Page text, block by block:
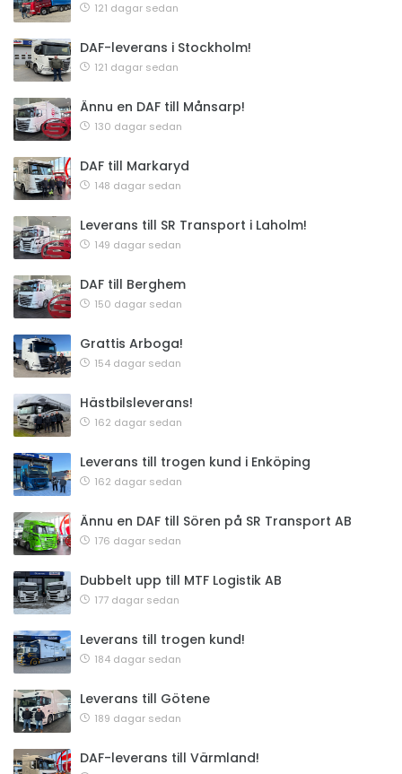
121 dagar sedan
DAF-leverans i Stockholm!
121 dagar sedan
Ännu en DAF till Månsarp!
130 dagar sedan
DAF till Markaryd
148 dagar sedan
Leverans till SR Transport i Laholm!
149 dagar sedan
DAF till Berghem
150 dagar sedan
Grattis Arboga!
154 dagar sedan
Hästbilsleverans!
162 dagar sedan
Leverans till trogen kund i Enköping
162 dagar sedan
Ännu en DAF till Sören på SR Transport AB
176 dagar sedan
Dubbelt upp till MTF Logistik AB
177 dagar sedan
Leverans till trogen kund!
184 dagar sedan
Leverans till Götene
189 dagar sedan
DAF-leverans till Värmland!